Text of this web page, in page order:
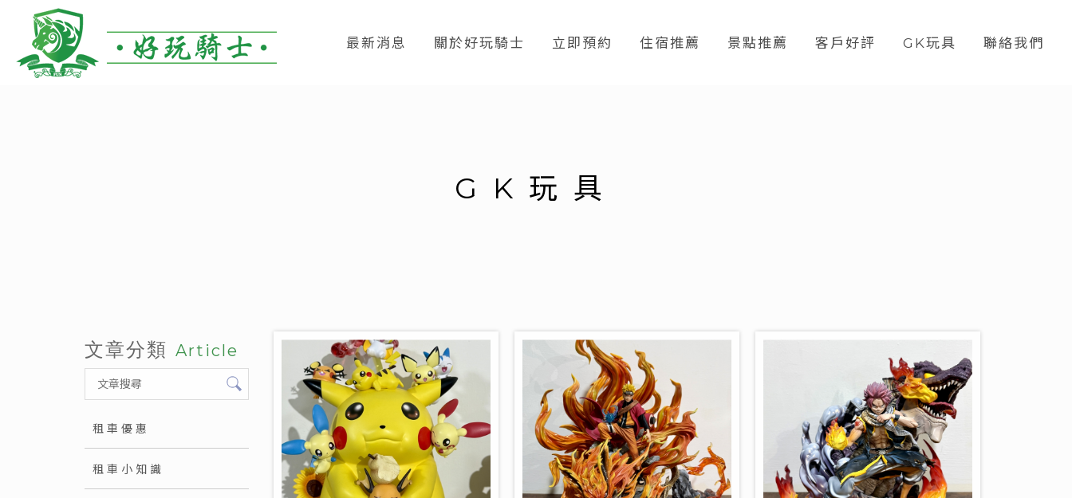
最新消息 關於好玩騎士 立即預約 住宿推薦 景點推薦 客戶好評 GK玩具 聯絡我們
GK玩具
文章分類 Article
租車優惠
租車小知識